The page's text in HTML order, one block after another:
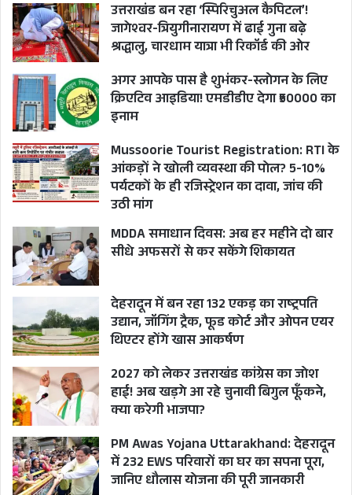
उत्तराखंड बन रहा ‘स्पिरिचुअल कैपिटल’!
जागेश्वर-त्रियुगीनारायण में ढाई गुना बढ़े
श्रद्धालु, चारधाम यात्रा भी रिकॉर्ड की ओर
अगर आपके पास है शुभंकर-स्लोगन के लिए
क्रिएटिव आइडिया! एमडीडीए देगा ₹50000 का
इनाम
Mussoorie Tourist Registration: RTI के
आंकड़ों ने खोली व्यवस्था की पोल? 5-10%
पर्यटकों के ही रजिस्ट्रेशन का दावा, जांच की
उठी मांग
MDDA समाधान दिवस: अब हर महीने दो बार
सीधे अफसरों से कर सकेंगे शिकायत
देहरादून में बन रहा 132 एकड़ का राष्ट्रपति
उद्यान, जॉगिंग ट्रैक, फूड कोर्ट और ओपन एयर
थिएटर होंगे खास आकर्षण
2027 को लेकर उत्तराखंड कांग्रेस का जोश
हाई! अब खड़गे आ रहे चुनावी बिगुल फूँकने,
क्या करेगी भाजपा?
PM Awas Yojana Uttarakhand: देहरादून
में 232 EWS परिवारों का घर का सपना पूरा,
जानिए धौलास योजना की पूरी जानकारी